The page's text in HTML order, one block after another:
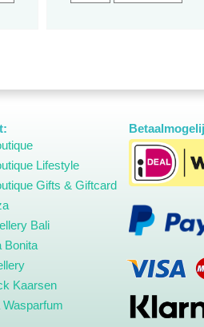
Lifestyle
Gifts & Giftcard
Bali
Bonita
Kaarsen